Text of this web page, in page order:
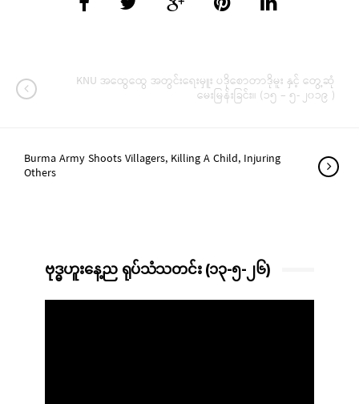
KNU အထွေထွေ အတွင်းရေးမှူး ပဒိုစောတာဒိုမူး နှင့် တွေ့ဆုံ
မေးမြန်းခြင်း။ (၁၅ – ၅- ၂၀၁၉ )
Burma Army Shoots Villagers, Killing A Child, Injuring
Others
ဗုဒ္ဓဟူးနေ့ည ရုပ်သံသတင်း (၁၃-၅-၂၆)